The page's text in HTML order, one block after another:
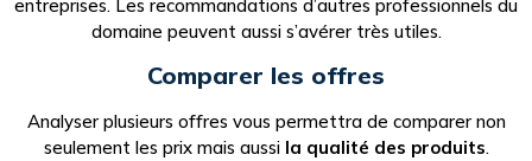
entreprises. Les recommandations d’autres professionnels du
domaine peuvent aussi s’avérer très utiles.
Comparer les offres
Analyser plusieurs offres vous permettra de comparer non
seulement les prix mais aussi la qualité des produits.